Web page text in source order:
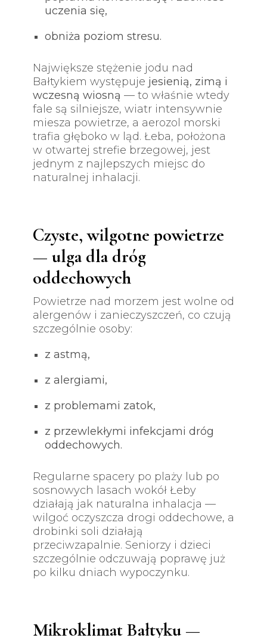
uczenia się,
obniża poziom stresu.
Największe stężenie jodu nad
Bałtykiem występuje jesienią, zimą i
wczesną wiosną — to właśnie wtedy
fale są silniejsze, wiatr intensywnie
miesza powietrze, a aerozol morski
trafia głęboko w ląd. Łeba, położona
w otwartej strefie brzegowej, jest
jednym z najlepszych miejsc do
naturalnej inhalacji.
Czyste, wilgotne powietrze
— ulga dla dróg
oddechowych
Powietrze nad morzem jest wolne od
alergenów i zanieczyszczeń, co czują
szczególnie osoby:
z astmą,
z alergiami,
z problemami zatok,
z przewlekłymi infekcjami dróg
oddechowych.
Regularne spacery po plaży lub po
sosnowych lasach wokół Łeby
działają jak naturalna inhalacja —
wilgoć oczyszcza drogi oddechowe, a
drobinki soli działają
przeciwzapalnie. Seniorzy i dzieci
szczególnie odczuwają poprawę już
po kilku dniach wypoczynku.
Mikroklimat Bałtyku —